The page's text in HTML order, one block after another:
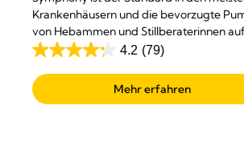
Krankenhäusern und die bevorzugte
von Hebammen und Stillberaterinnen
ganzen Welt.
4.2 (79)
4.2
von
5
Mehr erfahren